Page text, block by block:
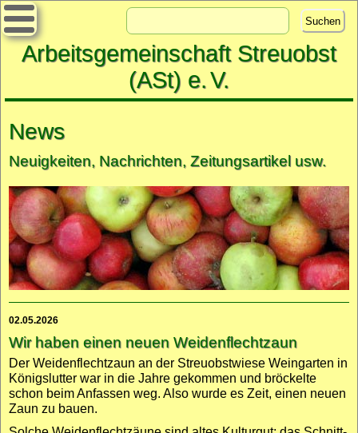
Arbeitsgemeinschaft Streuobst
(ASt) e.V.
News
Neuigkeiten, Nachrichten, Zeitungsartikel usw.
02.05.2026
Wir haben einen neuen Weiden­flechtzaun
Der Weiden­flecht­zaun an der Streuobst­wiese Weingarten in
Königslutter war in die Jahre gekommen und bröckelte
schon beim Anfassen weg. Also wurde es Zeit, einen neuen
Zaun zu bauen.